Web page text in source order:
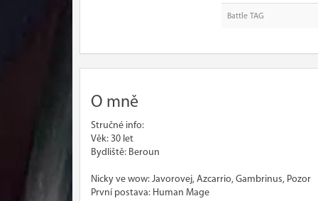
Battle TAG
O mně
Stručné info:
Věk: 30 let
Bydliště: Beroun
Nicky ve wow: Javorovej, Azcarrio, Gambrinus, Pozor
První postava: Human Mage